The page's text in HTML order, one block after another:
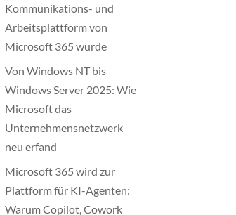
Kommunikations- und
Arbeitsplattform von
Microsoft 365 wurde
Von Windows NT bis
Windows Server 2025: Wie
Microsoft das
Unternehmensnetzwerk
neu erfand
Microsoft 365 wird zur
Plattform für KI-Agenten:
Warum Copilot, Cowork